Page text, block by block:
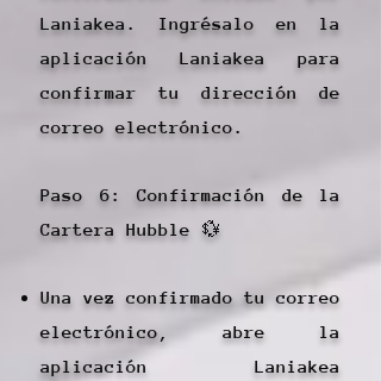
Laniakea. Ingrésalo en la
aplicación Laniakea para
confirmar tu dirección de
correo electrónico.
Paso 6: Confirmación de la
Cartera Hubble 💱
Una vez confirmado tu correo
electrónico, abre la
aplicación Laniakea